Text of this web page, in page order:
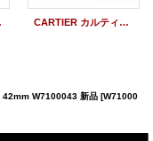
新品 CARTIER カルティエ ジュストアンクル リング 新品仕上げ ポリッシュ加工（アフターダイヤ製品）
42mm W7100043 新品 [W71000